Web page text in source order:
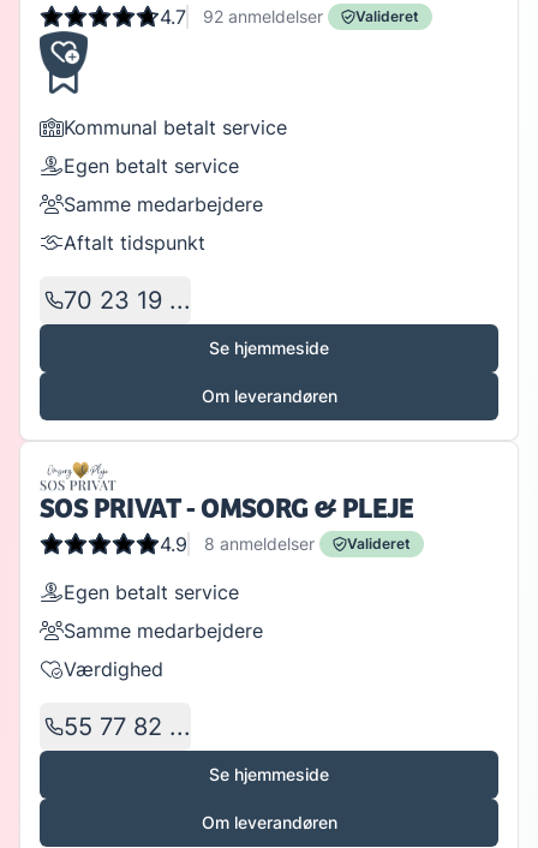
4.7 92 anmeldelser Valideret
70 23 19 ...
Se hjemmeside
Om leverandøren
Kommunal betalt service
Egen betalt service
Samme medarbejdere
Aftalt tidspunkt
SOS PRIVAT - OMSORG & PLEJE
4.9 8 anmeldelser Valideret
55 77 82 ...
Se hjemmeside
Om leverandøren
Egen betalt service
Samme medarbejdere
Værdighed